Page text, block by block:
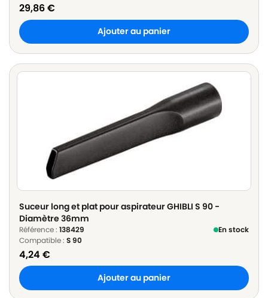
29,86€
Ajouter au panier
Suceur long et plat pour aspirateur GHIBLI S 90 -
Diamètre 36mm
Référence : 138429
En stock
Compatible : S 90
4,24 €
Ajouter au panier